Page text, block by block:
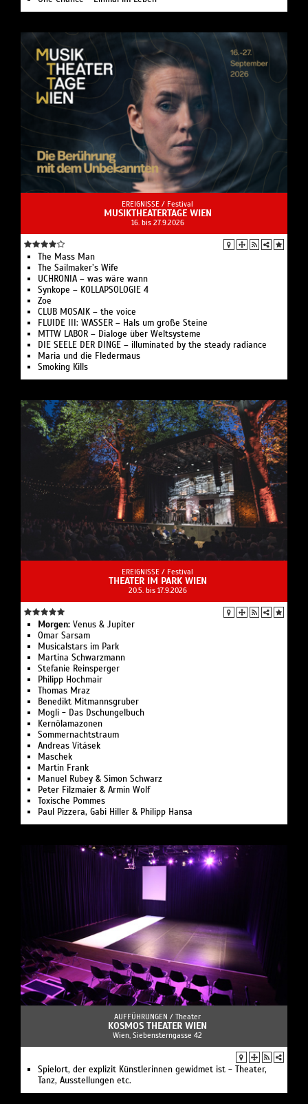
EREIGNISSE / Festival
MUSIKTHEATERTAGE WIEN
16. bis 27.9.2026
The Mass Man
The Sailmaker’s Wife
UCHRONIA – was wäre wann
Synkope – KOLLAPSOLOGIE 4
Zoe
CLUB MOSAIK – the voice
FLUIDE III: WASSER – Hals um große Steine
MTTW LABOR – Dialoge über Weltsysteme
DIE SEELE DER DINGE – illuminated by the steady radiance
Maria und die Fledermaus
Smoking Kills
EREIGNISSE / Festival
THEATER IM PARK WIEN
20.5. bis 17.9.2026
Morgen: Venus & Jupiter
Omar Sarsam
Musicalstars im Park
Martina Schwarzmann
Stefanie Reinsperger
Philipp Hochmair
Thomas Mraz
Benedikt Mitmannsgruber
Mogli - Das Dschungelbuch
Kernölamazonen
Sommernachts­traum
Andreas Vitásek
Maschek
Martin Frank
Manuel Rubey & Simon Schwarz
Peter Filzmaier & Armin Wolf
Toxische Pommes
Paul Pizzera, Gabi Hiller & Philipp Hansa
AUFFÜHRUNGEN / Theater
KOSMOS THEATER WIEN
Wien, Siebensterngasse 42
Spielort, der explizit Künstlerinnen gewidmet ist - Theater,
Tanz, Ausstellungen etc.